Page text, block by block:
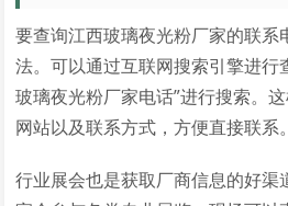
要查询江西玻璃夜光粉厂家的联系
法。可以通过互联网搜索引擎进行
玻璃夜光粉厂家电话”进行搜索。
网站以及联系方式，方便直接联系。
行业展会也是获取厂商信息的好渠